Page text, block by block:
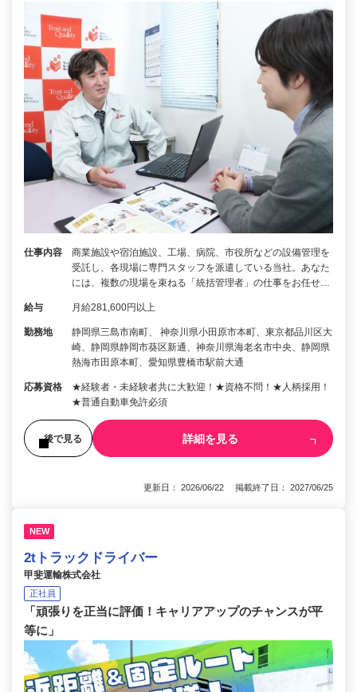
仕事内容
商業施設や宿泊施設、工場、病院、市役所などの設備管理を
受託し、各現場に専門スタッフを派遣している当社。あなた
には、複数の現場を束ねる「統括管理者」の仕事をお任せ…
給与 月給281,600円以上
勤務地
静岡県三島市南町、 神奈川県小田原市本町、東京都品川区大
崎、静岡県静岡市葵区新通、神奈川県海老名市中央、静岡県
熱海市田原本町、愛知県豊橋市駅前大通
応募資格
★経験者・未経験者共に大歓迎！★資格不問！★人柄採用！
★普通自動車免許必須
後で見る 詳細を見る
更新日： 2026/06/22 掲載終了日： 2027/06/25
NEW
2tトラックドライバー
甲斐運輸株式会社
正社員
「頑張りを正当に評価！キャリアアップのチャンスが平
等に」